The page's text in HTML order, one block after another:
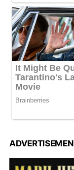
ADVERTISEMEN